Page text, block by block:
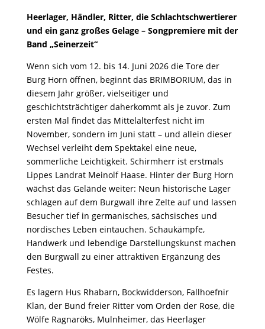
Heerlager, Händler, Ritter, die Schlachtschwertierer
und ein ganz großes Gelage – Songpremiere mit der
Band „Seinerzeit“
Wenn sich vom 12. bis 14. Juni 2026 die Tore der
Burg Horn öffnen, beginnt das BRIMBORIUM, das in
diesem Jahr größer, vielseitiger und
geschichtsträchtiger daherkommt als je zuvor. Zum
ersten Mal findet das Mittelalterfest nicht im
November, sondern im Juni statt – und allein dieser
Wechsel verleiht dem Spektakel eine neue,
sommerliche Leichtigkeit. Schirmherr ist erstmals
Lippes Landrat Meinolf Haase. Hinter der Burg Horn
wächst das Gelände weiter: Neun historische Lager
schlagen auf dem Burgwall ihre Zelte auf und lassen
Besucher tief in germanisches, sächsisches und
nordisches Leben eintauchen. Schaukämpfe,
Handwerk und lebendige Darstellungskunst machen
den Burgwall zu einer attraktiven Ergänzung des
Festes.
Es lagern Hus Rhabarn, Bockwidderson, Fallhoefnir
Klan, der Bund freier Ritter vom Orden der Rose, die
Wölfe Ragnaröks, Mulnheimer, das Heerlager